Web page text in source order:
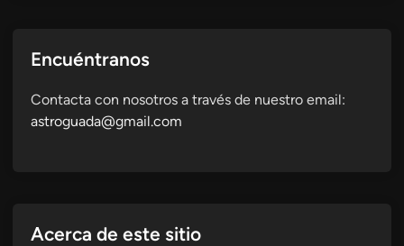
Encuéntranos
Contacta con nosotros a través de nuestro email:
astroguada@gmail.com
Acerca de este sitio